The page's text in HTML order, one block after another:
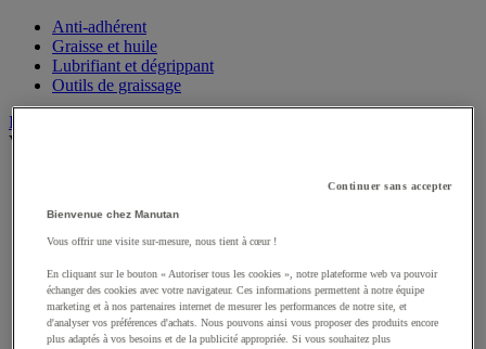
Anti-adhérent
Graisse et huile
Lubrifiant et dégrippant
Outils de graissage
Instrument de mesure
Voir toute la catégorie
Dynamomètre
Équipement optique
Mesure de distance
Mesure de la vitesse
Mesure de l'environnement
Mesure d'électricité
Continuer sans accepter
Bienvenue chez Manutan
Vous offrir une visite sur-mesure, nous tient à cœur !
En cliquant sur le bouton « Autoriser tous les cookies », notre plateforme web va pouvoir
échanger des cookies avec votre navigateur. Ces informations permettent à notre équipe
marketing et à nos partenaires internet de mesurer les performances de notre site, et
d'analyser vos préférences d'achats. Nous pouvons ainsi vous proposer des produits encore
plus adaptés à vos besoins et de la publicité appropriée. Si vous souhaitez plus